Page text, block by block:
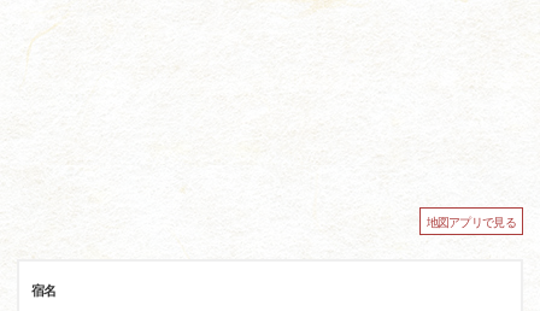
地図アプリで見る
宿名